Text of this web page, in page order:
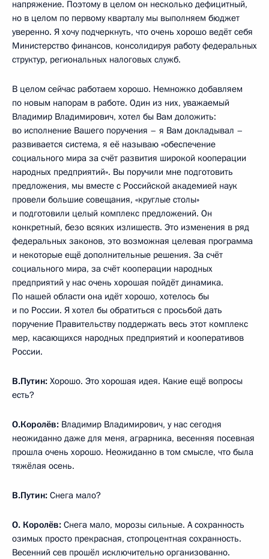
напряжение. Поэтому в целом он несколько дефицитный,
но в целом по первому кварталу мы выполняем бюджет
уверенно. Я хочу подчеркнуть, что очень хорошо ведёт себя
Министерство финансов, консолидируя работу федеральных
структур, региональных налоговых служб.
В целом сейчас работаем хорошо. Немножко добавляем
по новым напорам в работе. Один из них, уважаемый
Владимир Владимирович, хотел бы Вам доложить:
во исполнение Вашего поручения – я Вам докладывал –
развивается система, я её называю «обеспечение
социального мира за счёт развития широкой кооперации
народных предприятий». Вы поручили мне подготовить
предложения, мы вместе с Российской академией наук
провели большие совещания, «круглые столы»
и подготовили целый комплекс предложений. Он
конкретный, безо всяких излишеств. Это изменения в ряд
федеральных законов, это возможная целевая программа
и некоторые ещё дополнительные решения. За счёт
социального мира, за счёт кооперации народных
предприятий у нас очень хорошая пойдёт динамика.
По нашей области она идёт хорошо, хотелось бы
и по России. Я хотел бы обратиться с просьбой дать
поручение Правительству поддержать весь этот комплекс
мер, касающихся народных предприятий и кооперативов
России.
В.Путин: Хорошо. Это хорошая идея. Какие ещё вопросы
есть?
О.Королёв: Владимир Владимирович, у нас сегодня
неожиданно даже для меня, аграрника, весенняя посевная
прошла очень хорошо. Неожиданно в том смысле, что была
тяжёлая осень.
В.Путин: Снега мало?
О. Королёв: Снега мало, морозы сильные. А сохранность
озимых просто прекрасная, стопроцентная сохранность.
Весенний сев прошёл исключительно организованно.